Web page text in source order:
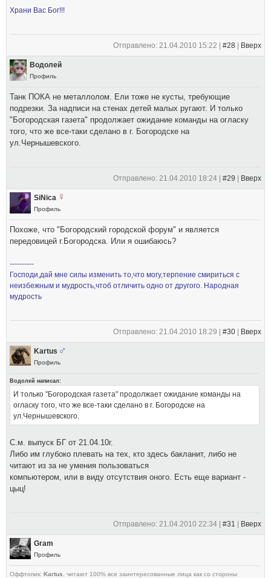
Храни Вас Бог!!!
Отправлено: 21.04.2010 15:22 | #28 Вверх
Водолей
Профиль
Танк ПОКА не металлолом. Ели тоже не кусты, требующие
подрезки. За надписи на стенах детей малых ругают. И только
"Богородская газета" продолжает ожидание команды на огласку
того, что же все-таки сделано в г. Богородске на
ул.Чернышевского.
Отправлено: 21.04.2010 18:24 | #29 Вверх
SiNica
Профиль
Похоже, что "Богородский городской форум" и является
передовицей г.Богородска. Или я ошибаюсь?
----------
Господи,дай мне силы изменить то,что могу,терпение смириться с
неизбежным и мудрость,чтоб отличить одно от другого. Народная
мудрость
Отправлено: 21.04.2010 18:29 | #30 Вверх
Kartus
Профиль
Водолей написал:
И только "Богородская газета" продолжает ожидание команды на
огласку того, что же все-таки сделано в г. Богородске на
ул.Чернышевского.
С.м. выпуск БГ от 21.04.10г.
Либо им глубоко плевать на тех, кто здесь бакланит, либо не
читают из за не умения пользоваться
компьютером, или в виду отсутствия оного. Есть еще вариант -
цыц!
Отправлено: 21.04.2010 22:34 | #31 Вверх
Gram
Профиль
Оффтопик: Kartus , читают 100% все заинтересованные лица как со стороны